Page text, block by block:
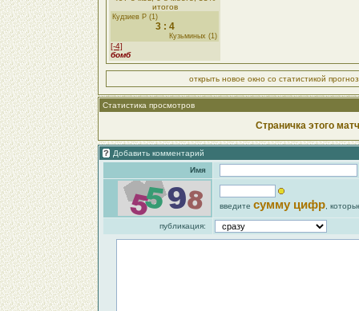
итогов
Кудзиев Р (1)
3 : 4
Кузьминых (1)
[-4]
бомб
открыть новое окно со статистикой
Статистика просмотров
Страничка этого
Добавить комментарий
Имя
введите сумму цифр ,
публикация: